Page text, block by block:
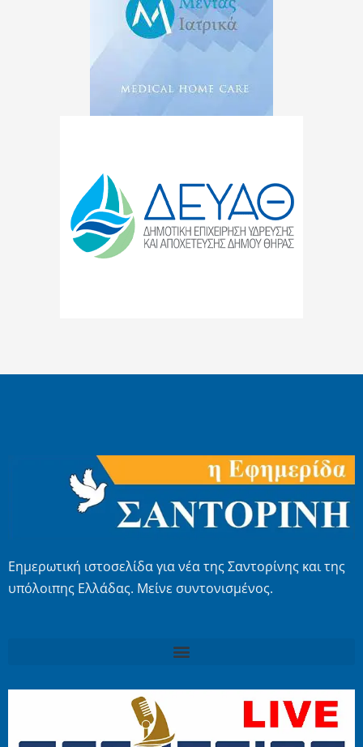
Εημερωτική ιστοσελίδα για νέα της Σαντορίνης και της
υπόλοιπης Ελλάδας. Μείνε συντονισμένος.